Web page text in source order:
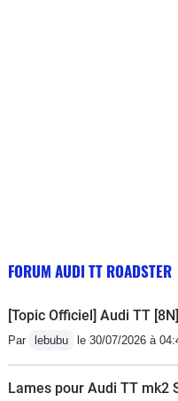
FORUM AUDI TT ROADSTER
[Topic Officiel] Audi TT
Par lebubu le 30/07/2026 à
Lames pour Audi TT mk2